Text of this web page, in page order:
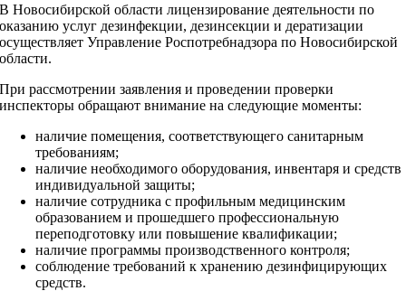
В Новосибирской области лицензирование деятельности по
оказанию услуг дезинфекции, дезинсекции и дератизации
осуществляет Управление Роспотребнадзора по Новосибирской
области.
При рассмотрении заявления и проведении проверки
инспекторы обращают внимание на следующие моменты:
наличие помещения, соответствующего санитарным
требованиям;
наличие необходимого оборудования, инвентаря и средств
индивидуальной защиты;
наличие сотрудника с профильным медицинским
образованием и прошедшего профессиональную
переподготовку или повышение квалификации;
наличие программы производственного контроля;
соблюдение требований к хранению дезинфицирующих
средств.